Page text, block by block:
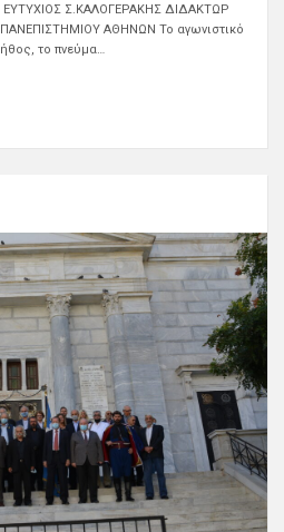
ΕΥΤΥΧΙΟΣ Σ.ΚΑΛΟΓΕΡΑΚΗΣ ΔΙΔΑΚΤΩΡ
ΠΑΝΕΠΙΣΤΗΜΙΟΥ ΑΘΗΝΩΝ Το αγωνιστικό
ήθος, το πνεύμα…